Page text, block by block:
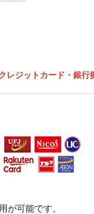
レジットカード・銀行
が可能です。